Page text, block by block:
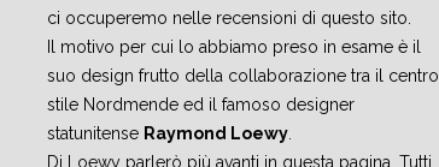
ci occuperemo nelle recensioni di questo sito.
Il motivo per cui lo abbiamo preso in esame è il
suo design frutto della collaborazione tra il centro
stile Nordmende ed il famoso designer
statunitense Raymond Loewy
Di Loewy parlerò più avanti in questa pagina. Tutti